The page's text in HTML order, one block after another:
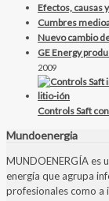
Efectos, causas
Cumbres
Nuevo cambio
GE Energy
2009
Controls Saft
Mundoenergia
MUNDOENERGÍA es
energía que agrupa
profesionales como a